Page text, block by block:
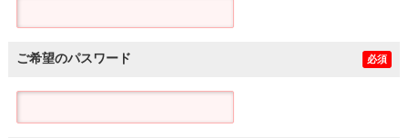
ご希望のパスワード 必須